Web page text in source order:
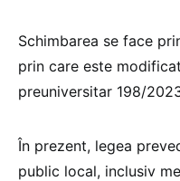
Schimbarea se face
prin care este
preuniversitar 198/
În prezent, legea
public local, inclusiv